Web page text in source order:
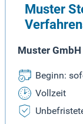
Muster
Muster
Beginn:
Vollzeit